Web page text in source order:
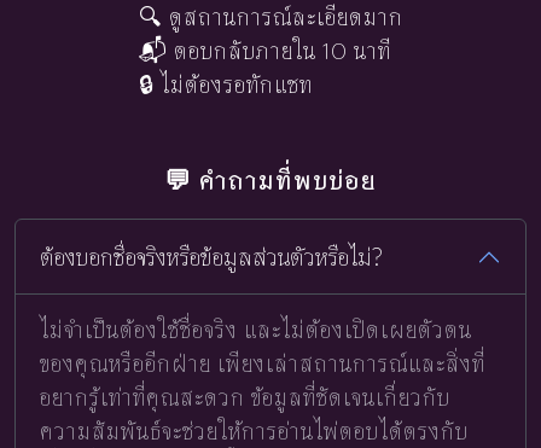
🔍 ดูสถานการณ์ละเอียดมาก
📬 ตอบกลับภายใน 10 นาที
🔒 ไม่ต้องรอทักแชท
💬 คำถามที่พบบ่อย
ต้องบอกชื่อจริงหรือข้อมูลส่วนตัวหรือไม่?
ไม่จำเป็นต้องใช้ชื่อจริง และไม่ต้องเปิดเผยตัวตน
ของคุณหรืออีกฝ่าย เพียงเล่าสถานการณ์และสิ่งที่
อยากรู้เท่าที่คุณสะดวก ข้อมูลที่ชัดเจนเกี่ยวกับ
ความสัมพันธ์จะช่วยให้การอ่านไพ่ตอบได้ตรงกับ